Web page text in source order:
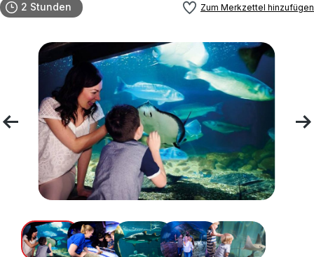
2 Stunden Zum Merkzettel hinzufügen
Bildergalerie überspringen